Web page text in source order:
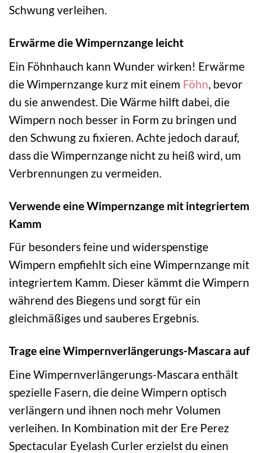
Schwung verleihen.
Erwärme die Wimpernzange leicht
Ein Föhnhauch kann Wunder wirken! Erwärme
die Wimpernzange kurz mit einem Föhn, bevor
du sie anwendest. Die Wärme hilft dabei, die
Wimpern noch besser in Form zu bringen und
den Schwung zu fixieren. Achte jedoch darauf,
dass die Wimpernzange nicht zu heiß wird, um
Verbrennungen zu vermeiden.
Verwende eine Wimpernzange mit integriertem
Kamm
Für besonders feine und widerspenstige
Wimpern empfiehlt sich eine Wimpernzange mit
integriertem Kamm. Dieser kämmt die Wimpern
während des Biegens und sorgt für ein
gleichmäßiges und sauberes Ergebnis.
Trage eine Wimpernverlängerungs-Mascara auf
Eine Wimpernverlängerungs-Mascara enthält
spezielle Fasern, die deine Wimpern optisch
verlängern und ihnen noch mehr Volumen
verleihen. In Kombination mit der Ere Perez
Spectacular Eyelash Curler erzielst du einen